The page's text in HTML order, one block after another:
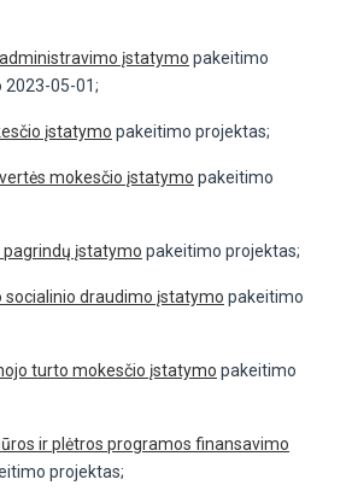
administravimo įstatymo pakeitimo
2023-05-01;
įstatymo pakeitimo projektas;
vertės mokesčio įstatymo pakeitimo
pagrindų įstatymo pakeitimo projektas;
socialinio draudimo įstatymo pakeitimo
turto mokesčio įstatymo pakeitimo
ir plėtros programos finansavimo
projektas;